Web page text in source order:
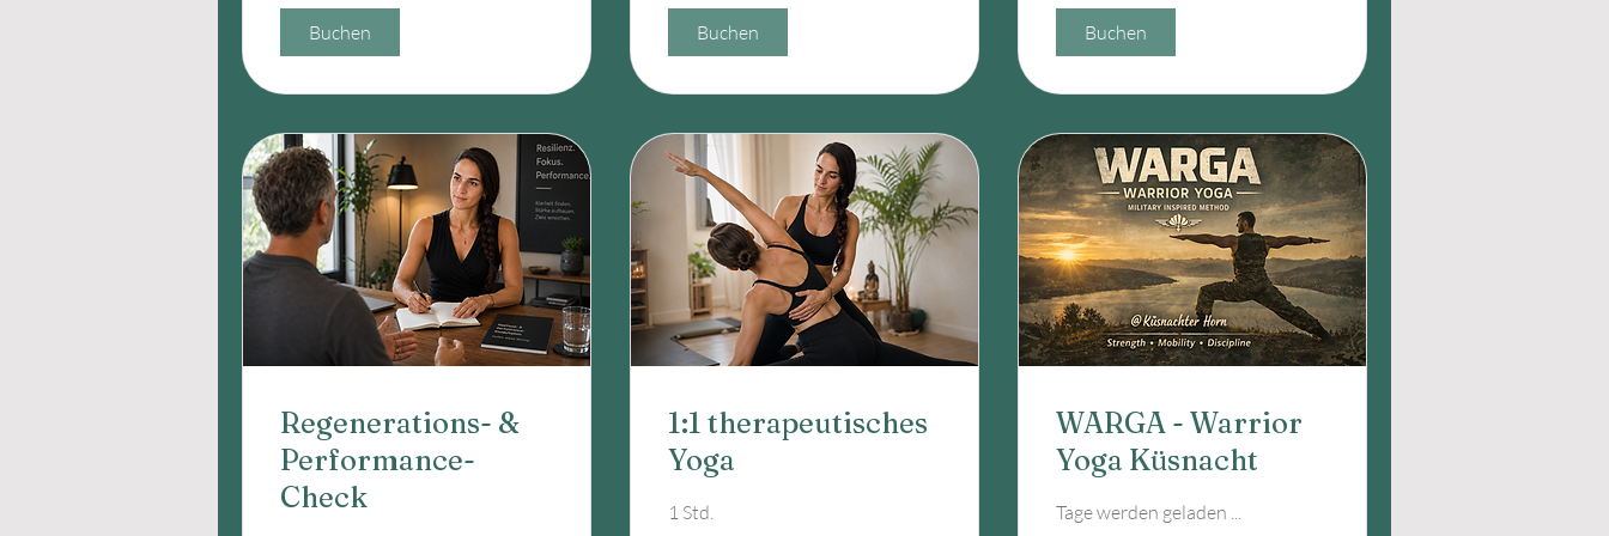
Buchen Buchen Buchen
Regenerations- &
Performance-
Check
1:1 therapeutisches
Yoga
1 Std.
WARGA - Warrior
Yoga Küsnacht
Tage werden geladen ...